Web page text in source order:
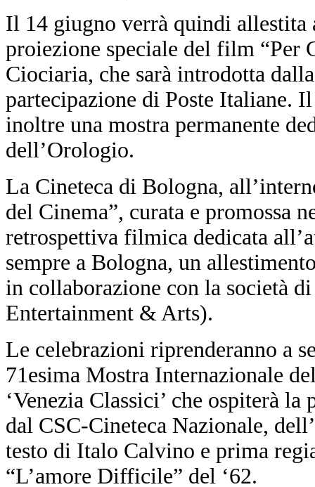
Il 14 giugno verrà quindi allestita
proiezione speciale del film “Per
Ciociaria, che sarà introdotta
partecipazione di Poste Italiane.
inoltre una mostra permanente
dell’Orologio.
La Cineteca di Bologna,
del Cinema”, curata e promossa
retrospettiva filmica dedicata
sempre a Bologna, un
in collaborazione con la società
Entertainment & Arts).
Le celebrazioni riprenderanno a
71esima Mostra Internazionale
‘Venezia Classici’ che ospiterà
dal CSC-Cineteca Nazionale,
testo di Italo Calvino e prima
“L’amore Difficile” del ‘62.